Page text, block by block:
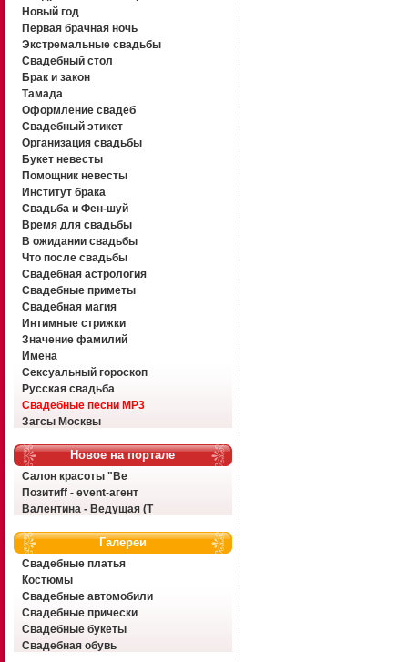
Новый год
Первая брачная ночь
Экстремальные свадьбы
Свадебный стол
Брак и закон
Тамада
Оформление свадеб
Свадебный этикет
Организация свадьбы
Букет невесты
Помощник невесты
Институт брака
Свадьба и Фен-шуй
Время для свадьбы
В ожидании свадьбы
Что после свадьбы
Свадебная астрология
Свадебные приметы
Свадебная магия
Интимные стрижки
Значение фамилий
Имена
Сексуальный гороскоп
Русская свадьба
Свадебные песни MP3
Загсы Москвы
Новое на портале
Салон красоты "Ве
Позитиff - event-агент
Валентина - Ведущая (Т
Галереи
Свадебные платья
Костюмы
Свадебные автомобили
Свадебные прически
Свадебные букеты
Свадебная обувь